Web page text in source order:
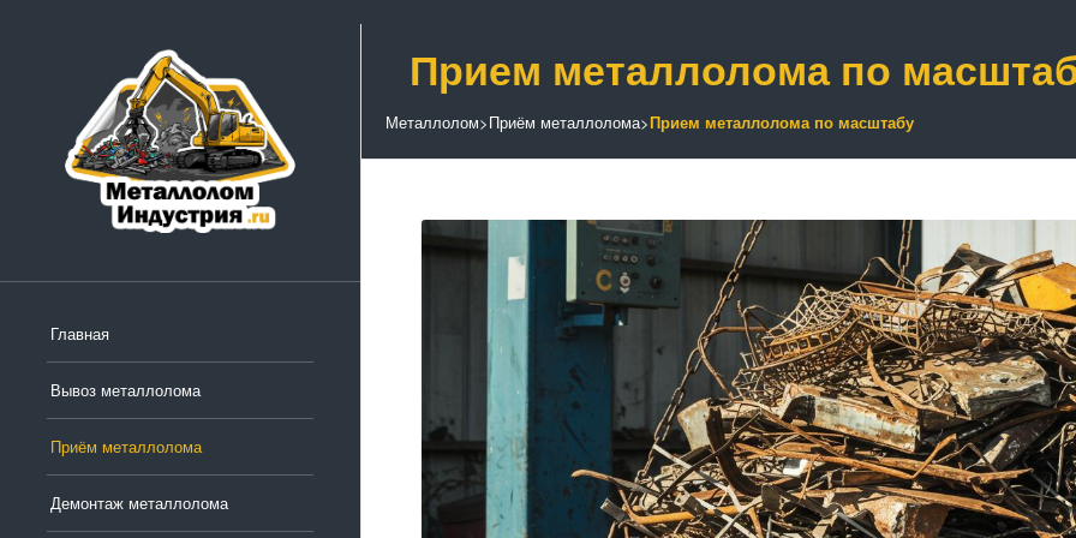
Главная
Вывоз металлолома
Приём металлолома
Демонтаж металлолома
Прием металлолома по
Металлолом>Приём металлолома>Прием металлолома по масштабу